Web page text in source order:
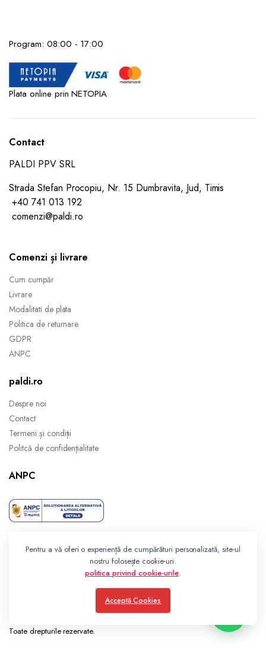
cm
Sifon
Inclus
Program: 08:00 - 17:00
Plata online prin NETOPIA
Contact
PALDI PPV SRL
Strada Stefan Procopiu, Nr. 15 Dumbravita, Jud, Timis
+40 741 013 192
comenzi@paldi.ro
Comenzi și livrare
Cum cumpăr
Livrare
Modalitati de plata
Politica de returnare
GDPR
ANPC
paldi.ro
Despre noi
Contact
Termeni și condiții
Politcă de confidențialitate
ANPC
Toate drepturile rezervate.
Pentru a vă oferi o experiență de cumpărături personalizată, site-ul
nostru folosește cookie-uri.
politica privind cookie-urile.
Acceptă Cookies